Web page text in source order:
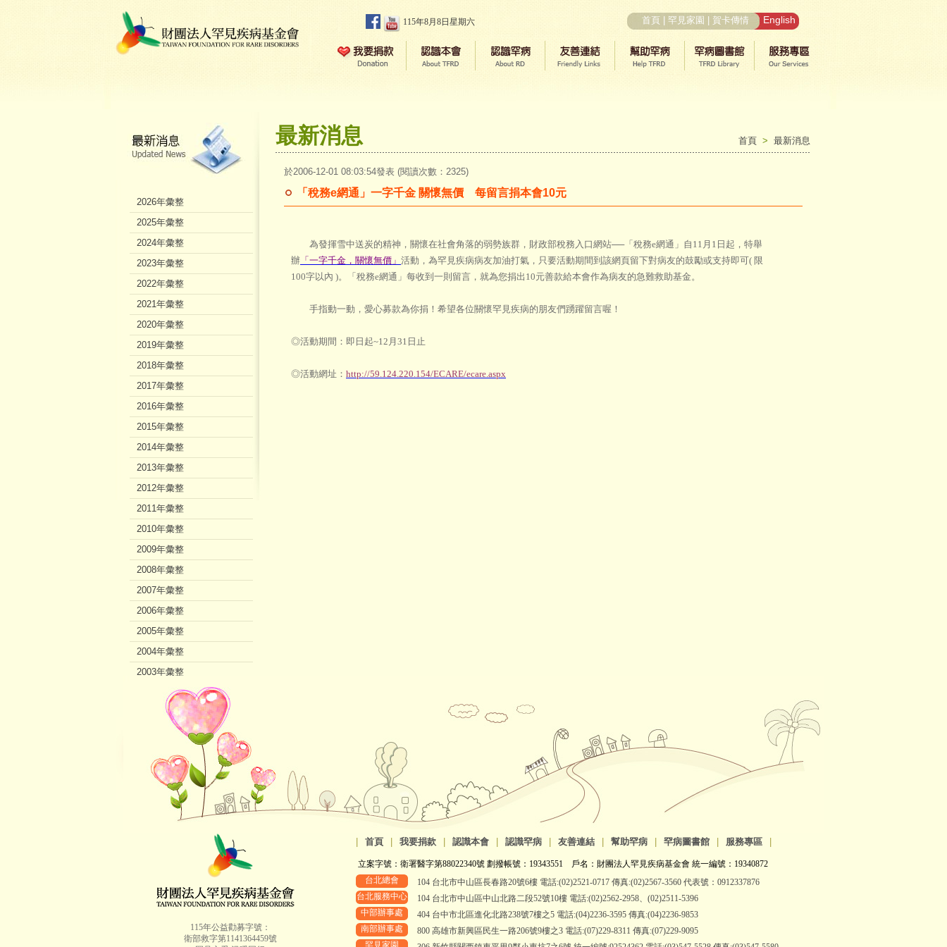
115年8月8日星期六 首頁 罕見家園 賀卡傳情 English
最新消息 首頁 > 最新消息
於2006-12-01 08:03:54發表 (閱讀次數：2325)
「稅務e網通」一字千金 關懷無價 每留言捐本會10元
為發揮雪中送炭的精神，關懷在社會角落的弱勢族群，財政部稅務入口網站──「稅務e網通」自11月1日起，特舉
辦 「一字千金，關懷無價」 活動，為罕見疾病病友加油打氣，只要活動期間到該網頁留下對病友的鼓勵或支持即可( 限
100字以內 )。「稅務e網通」每收到一則留言，就為您捐出10元善款給本會作為病友的急難救助基金。
手指動一動，愛心募款為你捐！希望各位關懷罕見疾病的朋友們踴躍留言喔！
◎活動期間：即日起~12月31日止
◎活動網址： http://59.124.220.154/ECARE/ecare.aspx
2026年彙整
2025年彙整
2024年彙整
2023年彙整
2022年彙整
2021年彙整
2020年彙整
2019年彙整
2018年彙整
2017年彙整
2016年彙整
2015年彙整
2014年彙整
2013年彙整
2012年彙整
2011年彙整
2010年彙整
2009年彙整
2008年彙整
2007年彙整
2006年彙整
2005年彙整
2004年彙整
2003年彙整
2002年彙整
115年公益勸募字號：
衛部救字第1141364459號
首頁 我要捐款 認識本會 認識罕病 友善連結 幫助罕病 罕病圖書館 服務專區
立案字號：衛署醫字第88022340號 劃撥帳號：19343551 戶名：財團法人罕見疾病基金會 統一編號：19340872
台北總會
104 台北市中山區長春路20號6樓 電話:(02)2521-0717 傳真:(02)2567-3560 代表號：0912337876
台北服務中心
104 台北市中山區中山北路二段52號10樓 電話:(02)2562-2958、(02)2511-5396
中部辦事處
404 台中市北區進化北路238號7樓之5 電話:(04)2236-3595 傳真:(04)2236-9853
南部辦事處
800 高雄市新興區民生一路206號9樓之3 電話:(07)229-8311 傳真:(07)229-9095
罕見家園